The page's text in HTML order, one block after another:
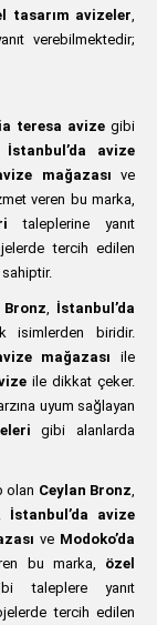
tasarım avizeler,
verebilmektedir;
teresa avize gibi
İstanbul’da avize
mağazası ve
veren bu marka,
taleplerine yanıt
tercih edilen
Bronz, İstanbul’da
isimlerden biridir.
mağazası ile
ile dikkat çeker.
uyum sağlayan
gibi alanlarda
olan Ceylan Bronz,
İstanbul’da avize
ve Modoko’da
bu marka, özel
taleplere yanıt
tercih edilen